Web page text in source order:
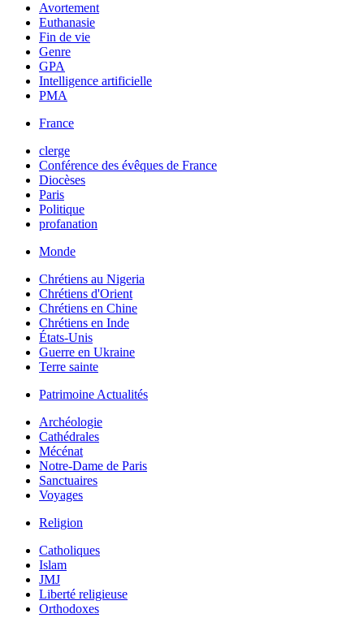
Avortement
Euthanasie
Fin de vie
Genre
GPA
Intelligence artificielle
PMA
France
clerge
Conférence des évêques de France
Diocèses
Paris
Politique
profanation
Monde
Chrétiens au Nigeria
Chrétiens d'Orient
Chrétiens en Chine
Chrétiens en Inde
États-Unis
Guerre en Ukraine
Terre sainte
Patrimoine Actualités
Archéologie
Cathédrales
Mécénat
Notre-Dame de Paris
Sanctuaires
Voyages
Religion
Catholiques
Islam
JMJ
Liberté religieuse
Orthodoxes